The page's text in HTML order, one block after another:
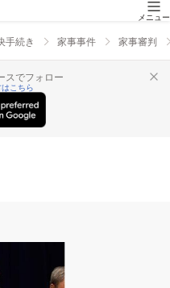
メニュー
手続き 家事事件 家事審判
スでフォロー
こちら